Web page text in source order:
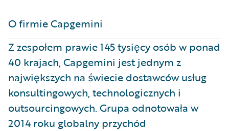
O firmie Capgemini​
Z zespołem prawie 145 tysięcy osób w ponad
40 krajach, Capgemini jest jednym z
największych na świecie dostawców usług
konsultingowych, technologicznych i
outsourcingowych. Grupa odnotowała w
2014 roku globalny przychód